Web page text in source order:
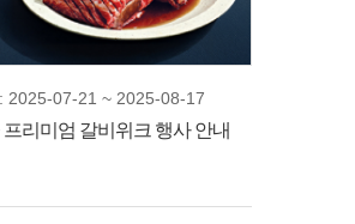
2025-07-21 ~ 2025-08-17
리미엄 갈비위크 행사 안내